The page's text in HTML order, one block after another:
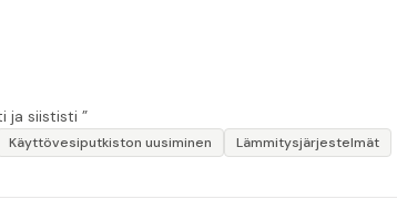
ja siististi ”
Käyttövesiputkiston uusiminen
Lämmitysjärjestelmät